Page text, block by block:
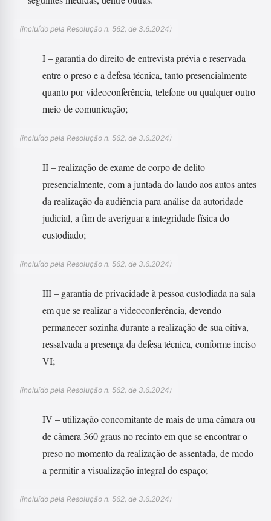
(incluído pela Resolução n. 562, de 3.6.2024)
I – garantia do direito de entrevista prévia e reservada
entre o preso e a defesa técnica, tanto presencialmente
quanto por videoconferência, telefone ou qualquer outro
meio de comunicação;
(incluído pela Resolução n. 562, de 3.6.2024)
II – realização de exame de corpo de delito
presencialmente, com a juntada do laudo aos autos antes
da realização da audiência para análise da autoridade
judicial, a fim de averiguar a integridade física do
custodiado;
(incluído pela Resolução n. 562, de 3.6.2024)
III – garantia de privacidade à pessoa custodiada na sala
em que se realizar a videoconferência, devendo
permanecer sozinha durante a realização de sua oitiva,
ressalvada a presença da defesa técnica, conforme inciso
VI;
(incluído pela Resolução n. 562, de 3.6.2024)
IV – utilização concomitante de mais de uma câmara ou
de câmera 360 graus no recinto em que se encontrar o
preso no momento da realização de assentada, de modo
a permitir a visualização integral do espaço;
(incluído pela Resolução n. 562, de 3.6.2024)